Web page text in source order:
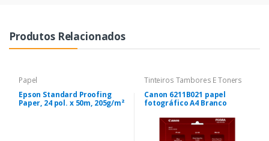
Produtos Relacionados
Papel
Epson Standard Proofing
Paper, 24 pol. x 50m, 205g/m²
Tinteiros Tambores E Toners
Canon 6211B021 papel
fotográfico A4 Branco